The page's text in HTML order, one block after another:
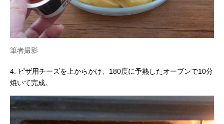
筆者撮影
4. ピザ用チーズを上からかけ、180度に予熱したオーブンで10分
焼いて完成。